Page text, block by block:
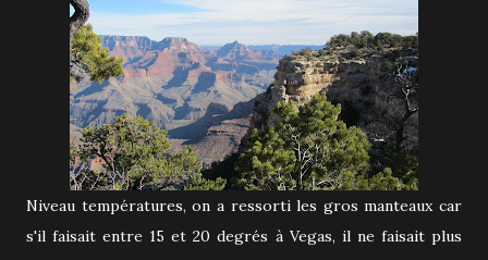
Niveau températures, on a ressorti les gros manteaux car
s'il faisait entre 15 et 20 degrés à Vegas, il ne faisait plus